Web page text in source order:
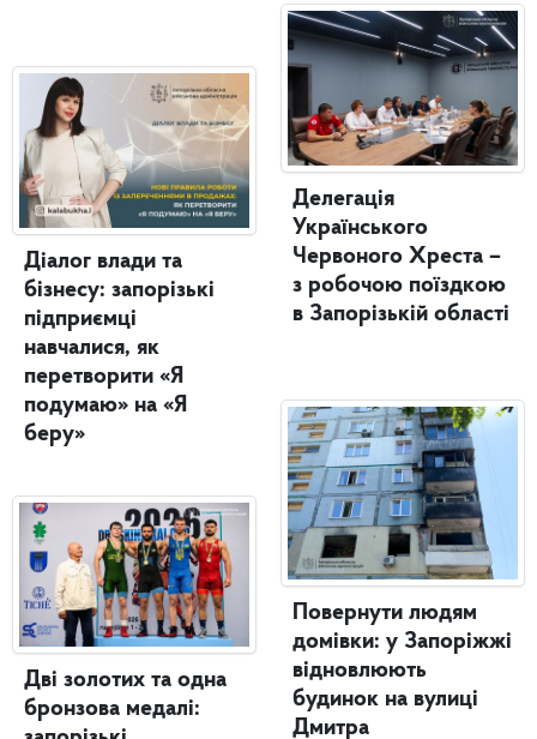
Діалог влади та
бізнесу: запорізькі
підприємці
навчалися, як
перетворити «Я
подумаю» на «Я
беру»
Дві золотих та одна
бронзова медалі:
Делегація
Українського
Червоного Хреста –
з робочою поїздкою
в Запорізькій області
Повернути людям
домівки: у Запоріжжі
відновлюють
будинок на вулиці
Дмитра